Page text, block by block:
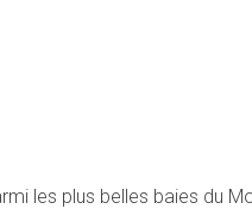
les plus belles baies du